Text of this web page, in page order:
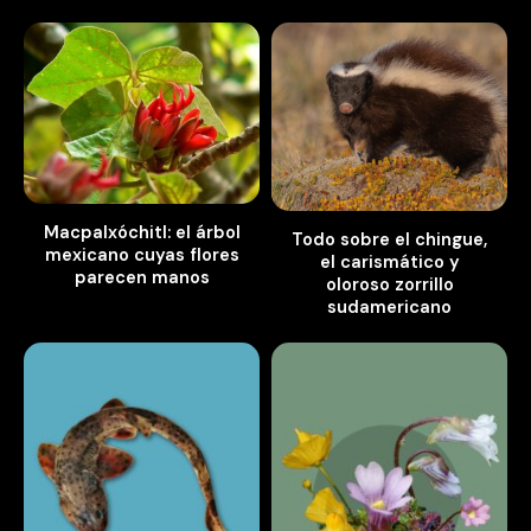
Macpalxóchitl: el árbol
mexicano cuyas flores
parecen manos
Todo sobre el chingue,
el carismático y
oloroso zorrillo
sudamericano